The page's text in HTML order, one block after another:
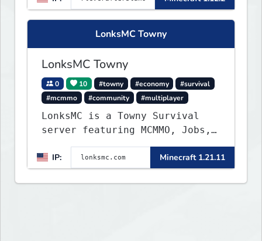
LonksMC Towny
LonksMC Towny
0 10 #towny #economy
#survival
#mcmmo
#community #multiplayer
LonksMC is a Towny Survival
server featuring MCMMO, Jobs,
weekly events. We focus on a
friendly community, balanced
economy, and long-term
IP: Minecraft 1.21.11